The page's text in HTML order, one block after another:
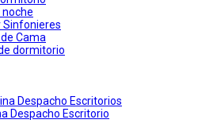
noche
Sinfonieres
Cama
dormitorio
Despacho Escritorios
Despacho Escritorio